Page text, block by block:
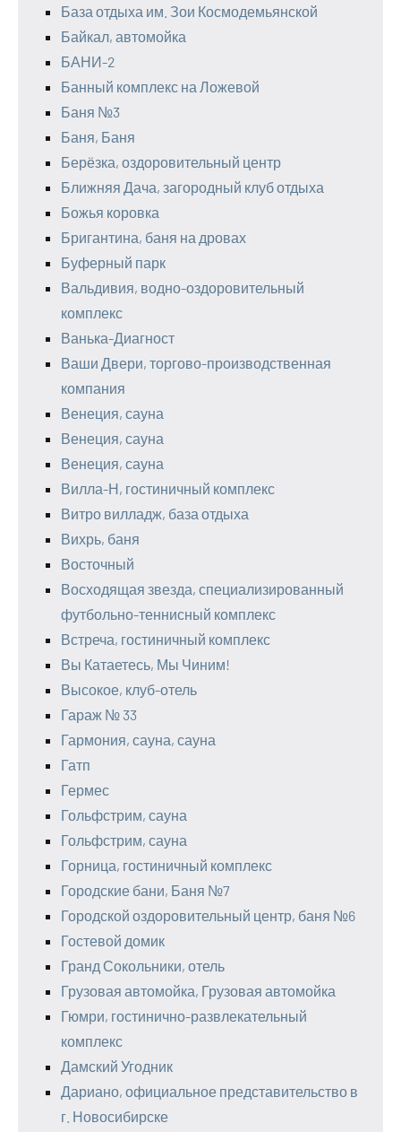
База отдыха им. Зои Космодемьянской
Байкал, автомойка
БАНИ-2
Банный комплекс на Ложевой
Баня №3
Баня, Баня
Берёзка, оздоровительный центр
Ближняя Дача, загородный клуб отдыха
Божья коровка
Бригантина, баня на дровах
Буферный парк
Вальдивия, водно-оздоровительный
комплекс
Ванька-Диагност
Ваши Двери, торгово-производственная
компания
Венеция, сауна
Венеция, сауна
Венеция, сауна
Вилла-Н, гостиничный комплекс
Витро вилладж, база отдыха
Вихрь, баня
Восточный
Восходящая звезда, специализированный
футбольно-теннисный комплекс
Встреча, гостиничный комплекс
Вы Катаетесь, Мы Чиним!
Высокое, клуб-отель
Гараж № 33
Гармония, сауна, сауна
Гатп
Гермес
Гольфстрим, сауна
Гольфстрим, сауна
Горница, гостиничный комплекс
Городские бани, Баня №7
Городской оздоровительный центр, баня №6
Гостевой домик
Гранд Сокольники, отель
Грузовая автомойка, Грузовая автомойка
Гюмри, гостинично-развлекательный
комплекс
Дамский Угодник
Дариано, официальное представительство в
г. Новосибирске